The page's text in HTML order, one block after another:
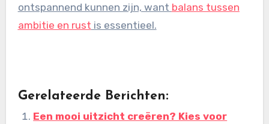
ontspannend kunnen zijn, want balans tussen
ambitie en rust is essentieel.
Gerelateerde Berichten:
Een mooi uitzicht creëren? Kies voor